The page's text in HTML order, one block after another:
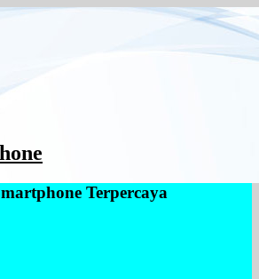
Terpercaya